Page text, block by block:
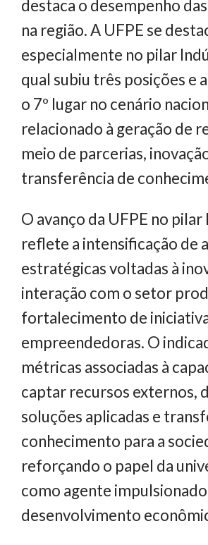
destaca o desempenho
na região. A UFPE se
especialmente no pilar
qual subiu três posições e
o 7º lugar no cenário
relacionado à geração de
meio de parcerias,
transferência de
O avanço da UFPE no
reflete a intensificação de
estratégicas voltadas à
interação com o setor
fortalecimento de
empreendedoras. O
métricas associadas à
captar recursos externos,
soluções aplicadas e
conhecimento para a
reforçando o papel da
como agente
desenvolvimento